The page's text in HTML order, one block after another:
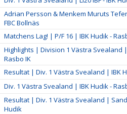
Adrian Persson & Menkem Muruts
FBC Bollnäs
Matchens Lag! | P/F 16 | IBK Hudik -
Highlights | Division 1 Västra Svealand
Rasbo IK
Resultat | Div. 1 Västra Svealand | IBK
Div. 1 Västra Svealand | IBK Hudik -
Resultat | Div. 1 Västra Svealand |
Hudik